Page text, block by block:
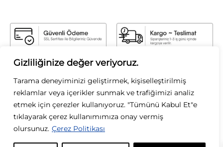
Gizliliğinize değer veriyoruz.
Tarama deneyiminizi geliştirmek, kişiselleştirilmiş
reklamlar veya içerikler sunmak ve trafiğimizi analiz
etmek için çerezler kullanıyoruz. "Tümünü Kabul Et"e
tıklayarak çerez kullanımımıza onay vermiş
olursunuz. Çerez Politikası
Sirius Moda
Sirius Moda olarak, stilin gücüne inanıyoruz. Zamansız şıklığı modern
dokunuşlarla buluşturarak, her kadının kendi tarzını özgürce yansıtmasını